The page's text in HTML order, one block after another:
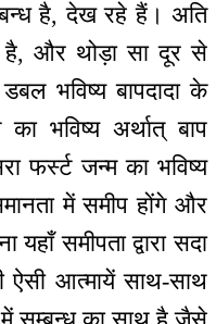
है, देख रहे हैं। अति
और थोड़ा सा दूर से
भविष्य बापदादा के
भविष्य अर्थात् बाप
फर्स्ट जन्म का भविष्य
में समीप होंगे और
समीपता द्वारा सदा
ऐसी आत्मायें साथ-साथ